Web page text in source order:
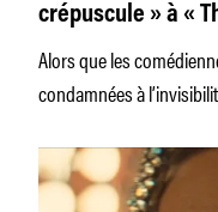
crépuscule » à «
actrices de 50
Alors que les
condamnées à